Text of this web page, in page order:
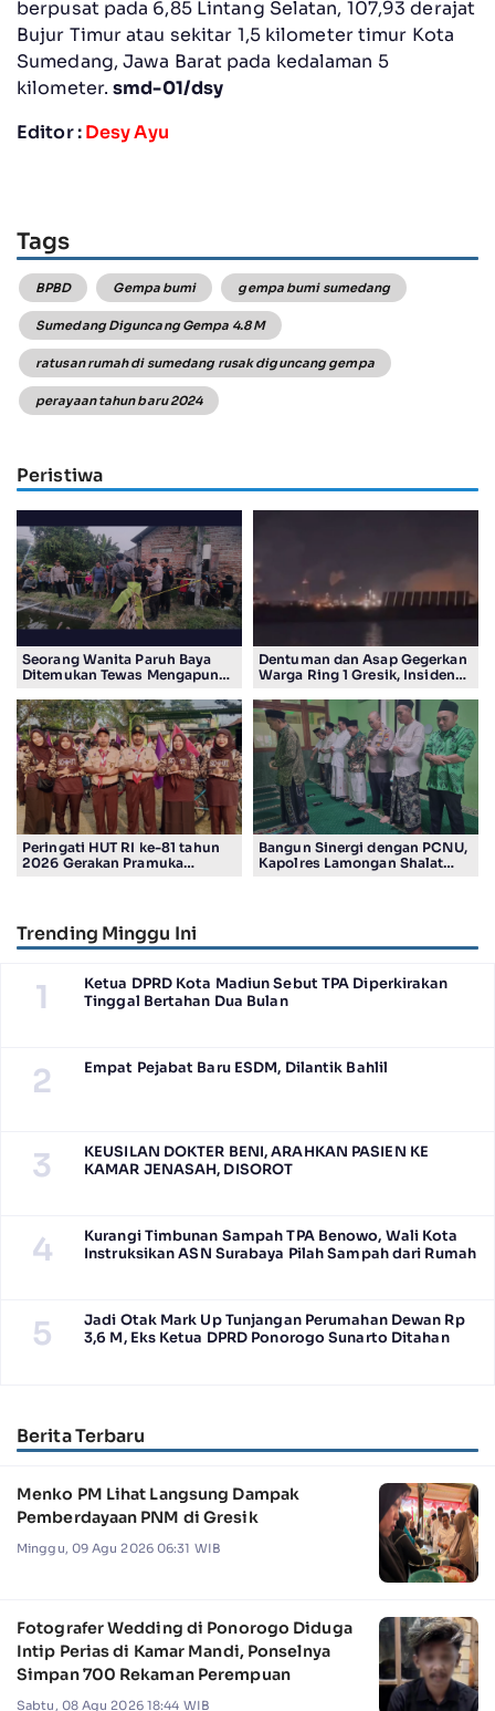
berpusat pada 6,85 Lintang Selatan, 107,93 derajat
Bujur Timur atau sekitar 1,5 kilometer timur Kota
Sumedang, Jawa Barat pada kedalaman 5
kilometer.smd-01/dsy
Editor :Desy Ayu
Tags
BPBD Gempa bumi gempa bumi sumedang
Sumedang Diguncang Gempa 4.8 M
ratusan rumah di sumedang rusak diguncang gempa
perayaan tahun baru 2024
Peristiwa
Seorang Wanita Paruh Baya
Ditemukan Tewas Mengapung
Dentuman dan Asap Gegerkan
Warga Ring 1 Gresik, Insiden
Smelting
Peringati HUT RI ke-81 tahun
2026 Gerakan Pramuka
Bangun Sinergi dengan PCNU,
Kapolres Lamongan Shalat
Trending Minggu Ini
1
Ketua DPRD Kota Madiun Sebut TPA Diperkirakan
Tinggal Bertahan Dua Bulan
2 Empat Pejabat Baru ESDM, Dilantik Bahlil
3
KEUSILAN DOKTER BENI, ARAHKAN PASIEN KE
KAMAR JENASAH, DISOROT
4
Kurangi Timbunan Sampah TPA Benowo, Wali Kota
Instruksikan ASN Surabaya Pilah Sampah dari Rumah
5
Jadi Otak Mark Up Tunjangan Perumahan Dewan Rp
3,6 M, Eks Ketua DPRD Ponorogo Sunarto Ditahan
Berita Terbaru
Menko PM Lihat Langsung Dampak
Pemberdayaan PNM di Gresik
Minggu, 09 Agu 2026 06:31 WIB
Fotografer Wedding di Ponorogo Diduga
Intip Perias di Kamar Mandi, Ponselnya
Simpan 700 Rekaman Perempuan
Sabtu, 08 Agu 2026 18:44 WIB